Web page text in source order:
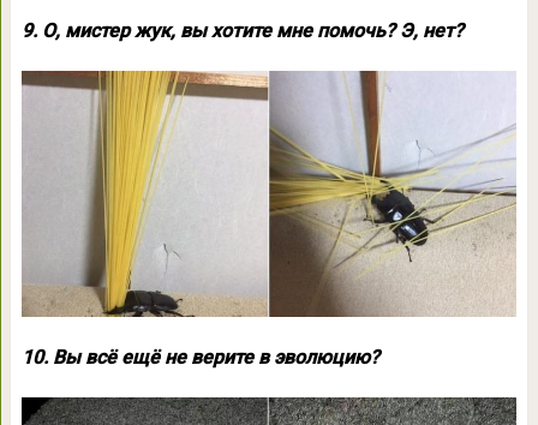
9. О, мистер жук, вы хотите мне помочь? Э, нет?
10. Вы всё ещё не верите в эволюцию?